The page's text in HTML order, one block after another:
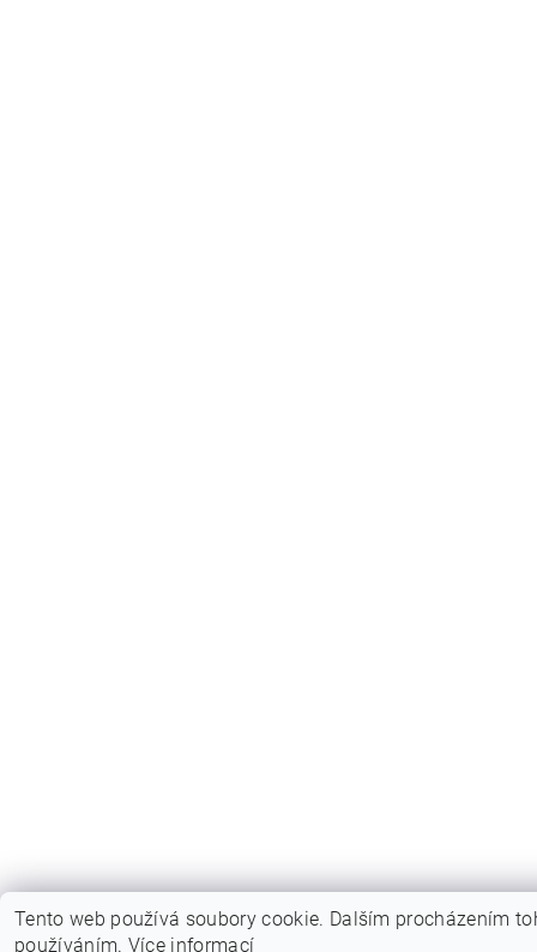
Tento web používá soubory cookie. Dalším procházením
používáním. Více informací